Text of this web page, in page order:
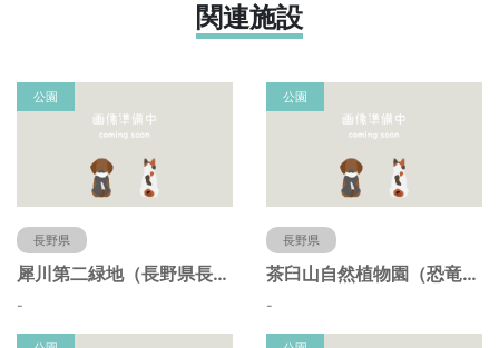
関連施設
公園
長野県
犀川第二緑地（長野県長野市）
-
公園
長野県
茶臼山自然植物園（恐竜園）（長野県長野市）
-